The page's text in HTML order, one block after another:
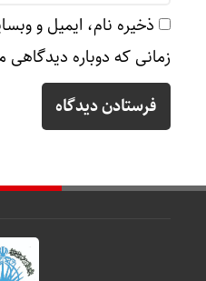
ذخیره نام، ایمیل و
زمانی که دوباره